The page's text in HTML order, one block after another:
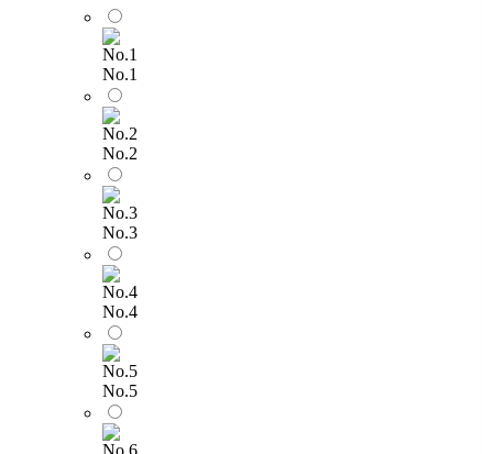
No.1
No.2
No.3
No.4
No.5